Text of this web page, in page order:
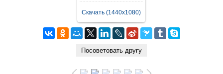
Скачать (1440x1080)